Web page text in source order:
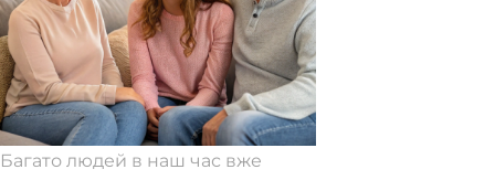
Багато людей в наш час вже